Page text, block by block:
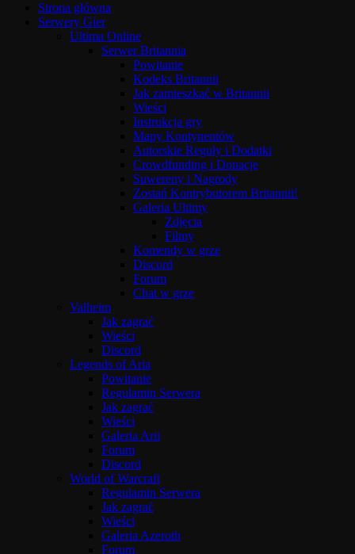
Strona główna
Serwery Gier
Ultima Online
Serwer Britannia
Powitanie
Kodeks Britannii
Jak zamieszkać w Britannii
Wieści
Instrukcja gry
Mapy Kontynentów
Autorskie Reguły i Dodatki
Crowdfunding i Donacje
Suwereny i Nagrody
Zostań Kontrybutorem Britannii!
Galeria Ultimy
Zdjęcia
Filmy
Komendy w grze
Discord
Forum
Chat w grze
Valheim
Jak zagrać
Wieści
Discord
Legends of Aria
Powitanie
Regulamin Serwera
Jak zagrać
Wieści
Galeria Arii
Forum
Discord
World of Warcraft
Regulamin Serwera
Jak zagrać
Wieści
Galeria Azeroth
Forum